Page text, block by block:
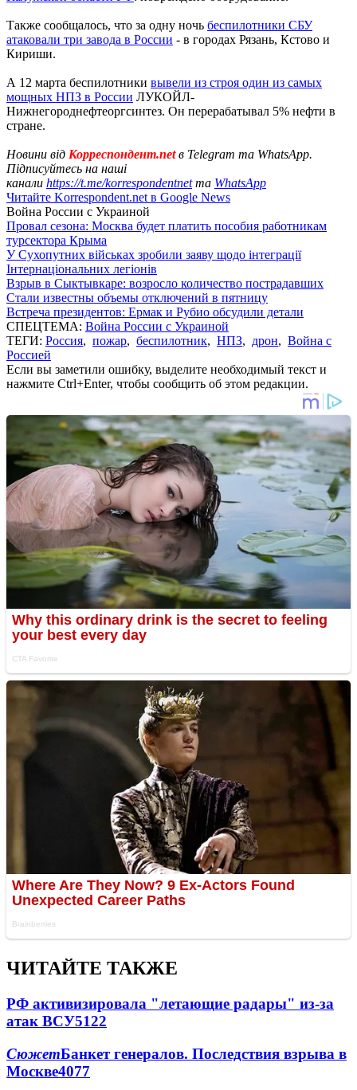
Также сообщалось, что за одну ночь беспилотники СБУ
атаковали три завода в России - в городах Рязань, Кстово и
Кириши.
А 12 марта беспилотники вывели из строя один из самых
мощных НПЗ в России ЛУКОЙЛ-
Нижнегороднефтеоргсинтез. Он перерабатывал 5% нефти в
стране.
Новини від Корреспондент.netв Telegram та WhatsApp.
Підписуйтесь на наші
канали https://t.me/korrespondentnetта WhatsApp
Читайте Korrespondent.net в Google News
Война России с Украиной
Провал сезона: Москва будет платить пособия работникам
турсектора Крыма
У Сухопутних військах зробили заяву щодо інтеграції
Інтернаціональних легіонів
Взрыв в Сыктывкаре: возросло количество пострадавших
Стали известны объемы отключений в пятницу
Встреча президентов: Ермак и Рубио обсудили детали
СПЕЦТЕМА: Война России с Украиной
ТЕГИ: Россия, пожар, беспилотник, НПЗ, дрон, Война с
Россией
Если вы заметили ошибку, выделите необходимый текст и
нажмите Ctrl+Enter, чтобы сообщить об этом редакции.
ЧИТАЙТЕ ТАКЖЕ
РФ активизировала "летающие радары" из-за
атак ВСУ5122
СюжетБанкет генералов. Последствия взрыва в
Москве4077